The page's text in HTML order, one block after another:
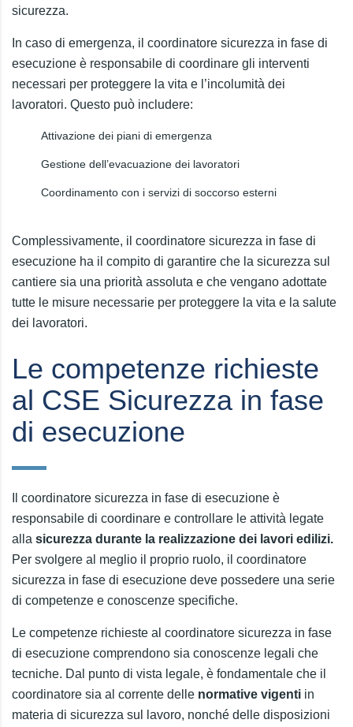
sicurezza.
In caso di emergenza, il coordinatore sicurezza in fase di
esecuzione è responsabile di coordinare gli interventi
necessari per proteggere la vita e l’incolumità dei
lavoratori. Questo può includere:
Attivazione dei piani di emergenza
Gestione dell’evacuazione dei lavoratori
Coordinamento con i servizi di soccorso esterni
Complessivamente, il coordinatore sicurezza in fase di
esecuzione ha il compito di garantire che la sicurezza sul
cantiere sia una priorità assoluta e che vengano adottate
tutte le misure necessarie per proteggere la vita e la salute
dei lavoratori.
Le competenze richieste
al CSE Sicurezza in fase
di esecuzione
Il coordinatore sicurezza in fase di esecuzione è
responsabile di coordinare e controllare le attività legate
alla sicurezza durante la realizzazione dei lavori edilizi.
Per svolgere al meglio il proprio ruolo, il coordinatore
sicurezza in fase di esecuzione deve possedere una serie
di competenze e conoscenze specifiche.
Le competenze richieste al coordinatore sicurezza in fase
di esecuzione comprendono sia conoscenze legali che
tecniche. Dal punto di vista legale, è fondamentale che il
coordinatore sia al corrente delle normative vigenti in
materia di sicurezza sul lavoro, nonché delle disposizioni